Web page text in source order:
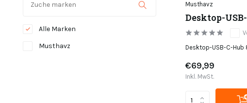
Alle Marken
Musthavz
Musthavz
Desktop-
Desktop-USB-C-Hub
€69,99
Inkl. MwSt.